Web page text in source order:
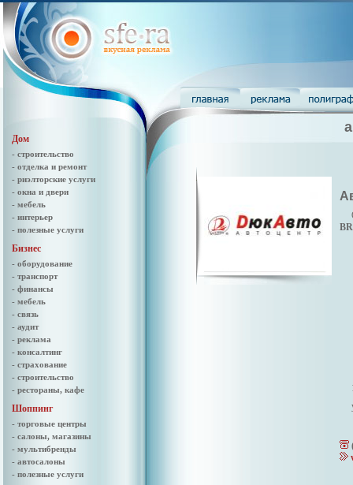
Дом
- строительство
- отделка и ремонт
- риэлторские услуги
- окна и двери
- мебель
- интерьер
- полезные услуги
Бизнес
- оборудование
- транспорт
- финансы
- мебель
- связь
- аудит
- реклама
- консалтинг
- страхование
- строительство
- рестораны, кафе
Шоппинг
- торговые центры
- салоны, магазины
- мультибренды
- автосалоны
- полезные услуги